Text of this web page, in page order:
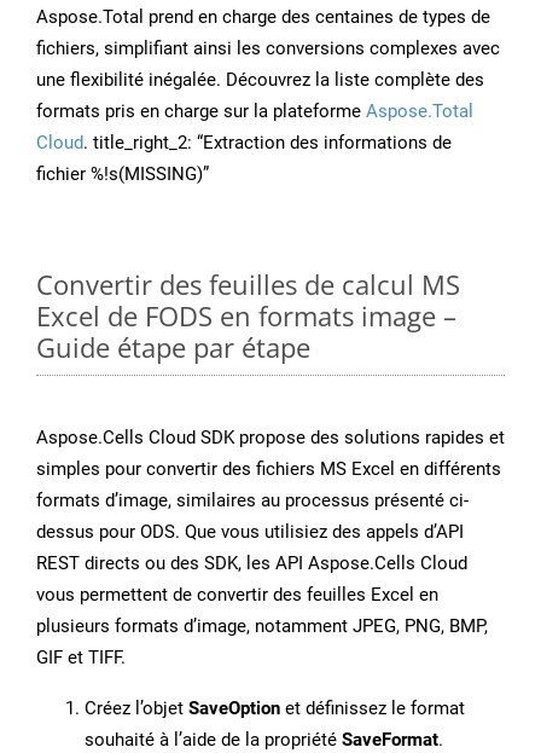
Aspose.Total prend en charge des centaines de types de
fichiers, simplifiant ainsi les conversions complexes avec
une flexibilité inégalée. Découvrez la liste complète des
formats pris en charge sur la plateforme Aspose.Total
Cloud. title_right_2: “Extraction des informations de
fichier %!s(MISSING)”
Convertir des feuilles de calcul MS
Excel de FODS en formats image –
Guide étape par étape
Aspose.Cells Cloud SDK propose des solutions rapides et
simples pour convertir des fichiers MS Excel en différents
formats d’image, similaires au processus présenté ci-
dessus pour ODS. Que vous utilisiez des appels d’API
REST directs ou des SDK, les API Aspose.Cells Cloud
vous permettent de convertir des feuilles Excel en
plusieurs formats d’image, notamment JPEG, PNG, BMP,
GIF et TIFF.
Créez l’objet SaveOption et définissez le format
souhaité à l’aide de la propriété SaveFormat.